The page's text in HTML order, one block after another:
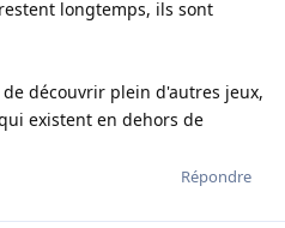
longtemps, ils sont
découvrir plein d'autres jeux,
existent en dehors de
Répondre